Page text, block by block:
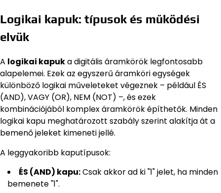
Logikai kapuk: típusok és működési
elvük
A logikai kapuka digitális áramkörök legfontosabb
alapelemei. Ezek az egyszerű áramköri egységek
különböző logikai műveleteket végeznek – például ÉS
(AND), VAGY (OR), NEM (NOT) –, és ezek
kombinációjából komplex áramkörök építhetők. Minden
logikai kapu meghatározott szabály szerint alakítja át a
bemenő jeleket kimeneti jellé.
A leggyakoribb kaputípusok:
ÉS (AND) kapu:Csak akkor ad ki "1" jelet, ha minden
bemenete "1".